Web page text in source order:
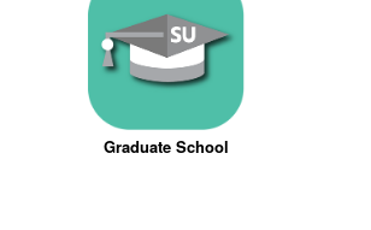
Graduate School